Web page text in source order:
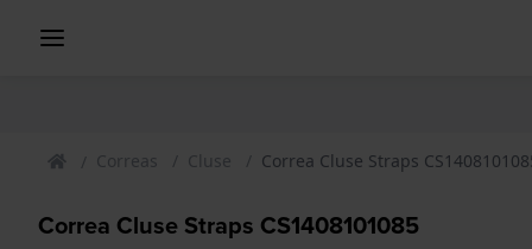
Correas Cluse Correa Cluse Straps
Correa Cluse Straps CS1408101085